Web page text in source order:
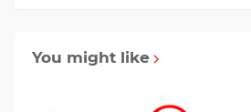
You might like